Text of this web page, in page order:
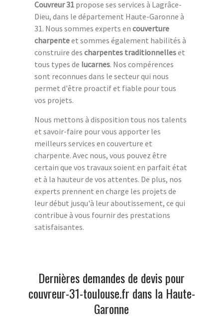
Couvreur 31 propose ses services à Lagrâce-
Dieu, dans le département Haute-Garonne à
31. Nous sommes experts en couverture
charpenteet sommes également habilités à
construire des charpentes traditionnelleset
tous types de lucarnes. Nos compérences
sont reconnues dans le secteur qui nous
permet d'être proactif et fiable pour tous
vos projets.
Nous mettons à disposition tous nos talents
et savoir-faire pour vous apporter les
meilleurs services en couverture et
charpente. Avec nous, vous pouvez être
certain que vos travaux soient en parfait état
et à la hauteur de vos attentes. De plus, nos
experts prennent en charge les projets de
leur début jusqu'à leur aboutissement, ce qui
contribue à vous fournir des prestations
satisfaisantes.
Dernières demandes de devis pour
couvreur-31-toulouse.fr dans la Haute-
Garonne